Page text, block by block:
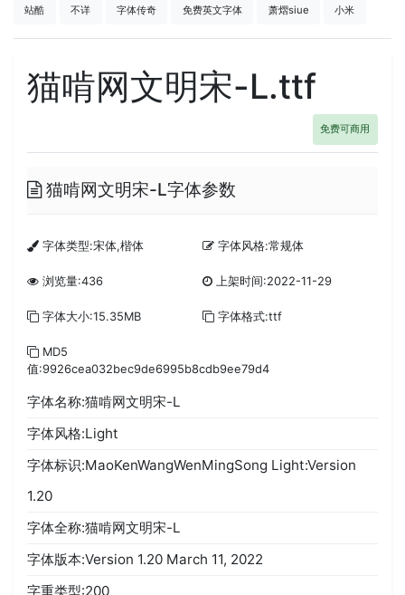
站酷 不详 字体传奇 免费英文字体 萧熠siue 小米
猫啃网文明宋-L.ttf
免费可商用
猫啃网文明宋-L字体参数
字体类型:宋体,楷体 字体风格:常规体
浏览量:436 上架时间:2022-11-29
字体大小:15.35MB 字体格式:ttf
MD5
值:9926cea032bec9de6995b8cdb9ee79d4
字体名称:猫啃网文明宋-L
字体风格:Light
字体标识:MaoKenWangWenMingSong Light:Version
1.20
字体全称:猫啃网文明宋-L
字体版本:Version 1.20 March 11, 2022
字重类型:200